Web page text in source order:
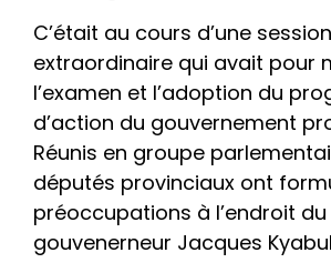
C’était au cours d’une session
extraordinaire qui avait pour
l’examen et l’adoption du
d’action du gouvernement
Réunis en groupe
députés provinciaux ont
préoccupations à l’endroit du
gouvenerneur Jacques